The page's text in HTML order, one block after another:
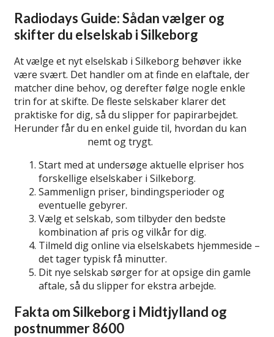
Radiodays Guide: Sådan vælger og
skifter du elselskab i Silkeborg
At vælge et nyt elselskab i Silkeborg behøver ikke
være svært. Det handler om at finde en elaftale, der
matcher dine behov, og derefter følge nogle enkle
trin for at skifte. De fleste selskaber klarer det
praktiske for dig, så du slipper for papirarbejdet.
Herunder får du en enkel guide til, hvordan du kan
nemt og trygt.
Start med at undersøge aktuelle elpriser hos
forskellige elselskaber i Silkeborg.
Sammenlign priser, bindingsperioder og
eventuelle gebyrer.
Vælg et selskab, som tilbyder den bedste
kombination af pris og vilkår for dig.
Tilmeld dig online via elselskabets hjemmeside –
det tager typisk få minutter.
Dit nye selskab sørger for at opsige din gamle
aftale, så du slipper for ekstra arbejde.
Fakta om Silkeborg i Midtjylland og
postnummer 8600